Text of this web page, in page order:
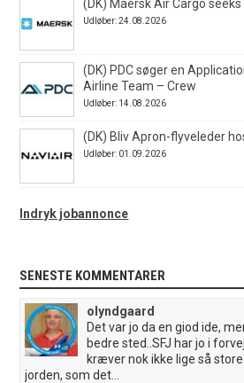
(DK) Maersk Air Cargo
Udløber: 24.08.2026
(DK) PDC søger en
Airline Team – Crew
Udløber: 14.08.2026
(DK) Bliv Apron-flyveleder
Udløber: 01.09.2026
Indryk jobannonce
SENESTE KOMMENTARER
olyndgaard
Det var jo da en giod ide,
bedre sted..SFJ har jo i
kræver nok ikke lige så
jorden, som det...